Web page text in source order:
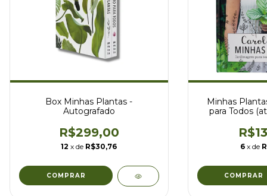
Box Minhas Plantas -
Autografado
R$299,00
12 x de R$30,76
Minhas
para Todos
6 x de